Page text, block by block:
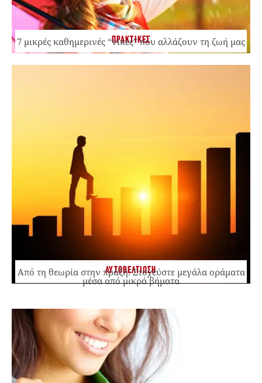
ΠΡΑΚΤΙΚΕΣ
7 μικρές καθημερινές “νίκες” που αλλάζουν τη ζωή μας
ΑΥΤΟΒΕΛΤΙΩΣΗ
Από τη θεωρία στην πράξη: Στοχεύστε μεγάλα οράματα
μέσα από μικρά βήματα